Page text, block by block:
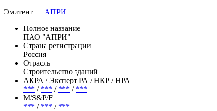
Эмитент — АПРИ
Полное название
ПАО "АПРИ"
Страна регистрации
Россия
Отрасль
Строительство зданий
АКРА / Эксперт РА / НКР / НРА
*** / *** / *** / ***
М/S&P/F
*** / *** / ***